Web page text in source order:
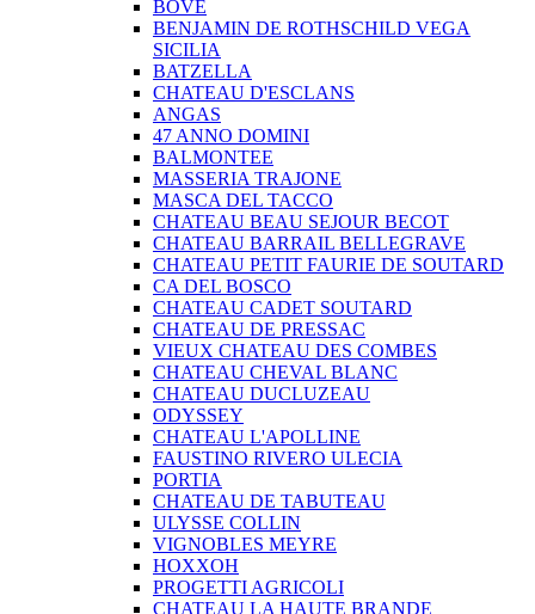
BOVE
BENJAMIN DE ROTHSCHILD VEGA
SICILIA
BATZELLA
CHATEAU D'ESCLANS
ANGAS
47 ANNO DOMINI
BALMONTEE
MASSERIA TRAJONE
MASCA DEL TACCO
CHATEAU BEAU SEJOUR BECOT
CHATEAU BARRAIL BELLEGRAVE
CHATEAU PETIT FAURIE DE SOUTARD
CA DEL BOSCO
CHATEAU CADET SOUTARD
CHATEAU DE PRESSAC
VIEUX CHATEAU DES COMBES
CHATEAU CHEVAL BLANC
CHATEAU DUCLUZEAU
ODYSSEY
CHATEAU L'APOLLINE
FAUSTINO RIVERO ULECIA
PORTIA
CHATEAU DE TABUTEAU
ULYSSE COLLIN
VIGNOBLES MEYRE
HOXXOH
PROGETTI AGRICOLI
CHATEAU LA HAUTE BRANDE